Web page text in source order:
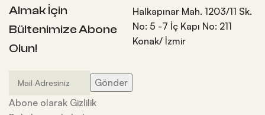
Almak İçin
Bültenimize Abone
Olun!
Abone olarak Gizlilik
Halkapınar Mah. 1203/11 Sk.
No: 5 -7 İç Kapı No: 211
Konak/ İzmir